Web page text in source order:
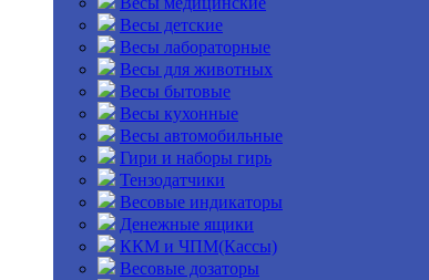
Весы детские
Весы лабораторные
Весы для животных
Весы бытовые
Весы кухонные
Весы автомобильные
Гири и наборы гирь
Тензодатчики
Весовые индикаторы
Денежные ящики
ККМ и ЧПМ(Кассы)
Весовые дозаторы